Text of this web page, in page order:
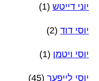
יוני דייטש (1)
יוסי דוד (2)
יוסי ויטמן (1)
יוסי לייפער (45)